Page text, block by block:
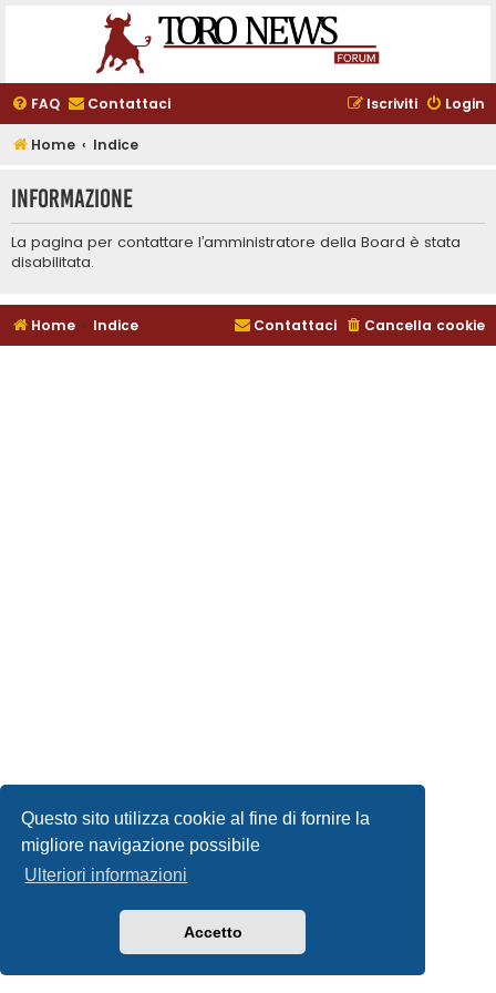
Questo sito utilizza cookie al fine di fornire la
migliore navigazione possibile
Ulteriori informazioni
Accetto
FAQ Contattaci Login
Iscriviti
Home Indice
Informazione
La pagina per contattare l’amministratore della Board è stata
disabilitata.
Home Indice Cancella cookie
Contattaci